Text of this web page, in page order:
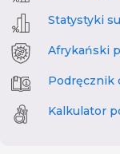
Statystyki
Afrykański
Podręcznik
Kalkulator